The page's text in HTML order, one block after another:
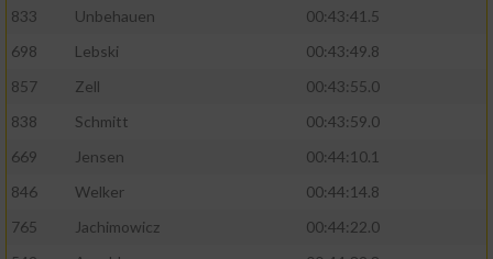
833
Unbehauen
00:43:41.5
698
Lebski
00:43:49.8
857
Zell
00:43:55.0
838
Schmitt
00:43:59.0
669
Jensen
00:44:10.1
846
Welker
00:44:14.8
765
Jachimowicz
00:44:22.0